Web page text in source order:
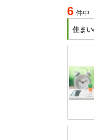
6 件中
住ま